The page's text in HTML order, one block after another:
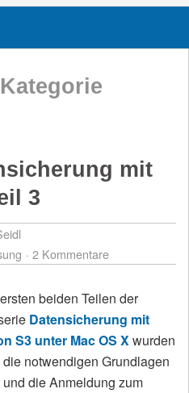
mit
3
2 Kommentare
beiden Teilen der
Datensicherung mit
S3 unter Mac OS Xwurden
notwendigen Grundlagen
die Anmeldung zum